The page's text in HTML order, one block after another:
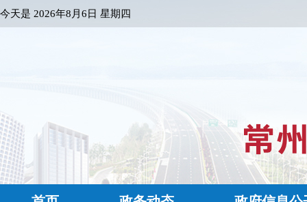
今天是 2026年8月6日 星期四